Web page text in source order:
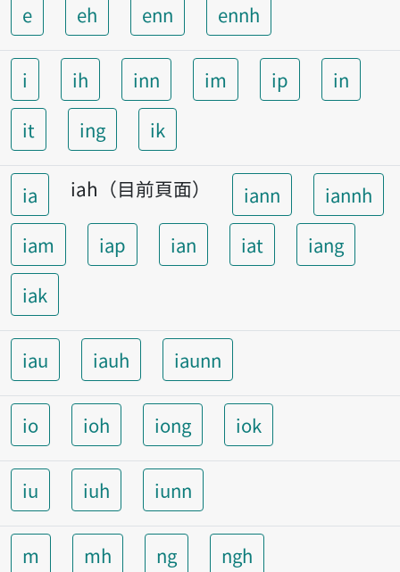
e eh enn ennh
i ih inn im ip
in
it
ing ik
ia iah（目前頁面） iann
iannh
iam
iap ian iat
iang
iak
iau iauh iaunn
io ioh iong iok
iu iuh iunn
m mh ng ngh